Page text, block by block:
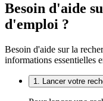
Besoin d'aide
d'emploi ?
Besoin d'aide sur la
informations essentielles
1. Lancer votre